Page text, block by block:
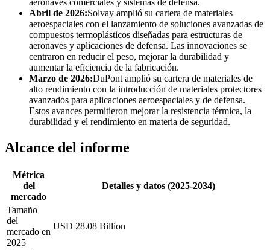
aeronaves comerciales y sistemas de defensa.
Abril de 2026:Solvay amplió su cartera de materiales
aeroespaciales con el lanzamiento de soluciones avanzadas de
compuestos termoplásticos diseñadas para estructuras de
aeronaves y aplicaciones de defensa. Las innovaciones se
centraron en reducir el peso, mejorar la durabilidad y
aumentar la eficiencia de la fabricación.
Marzo de 2026:DuPont amplió su cartera de materiales de
alto rendimiento con la introducción de materiales protectores
avanzados para aplicaciones aeroespaciales y de defensa.
Estos avances permitieron mejorar la resistencia térmica, la
durabilidad y el rendimiento en materia de seguridad.
Alcance del informe
Métrica
del
mercado
Detalles y datos (2025-2034)
Tamaño
del
mercado en
2025
USD 28.08 Billion